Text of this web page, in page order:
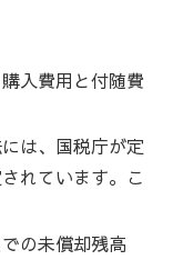
入費用と付随費
は、国税庁が定
れています。こ
の未償却残高